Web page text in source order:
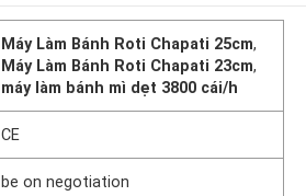
Máy Làm Bánh Roti Chapati 25cm,
Máy Làm Bánh Roti Chapati 23cm,
máy làm bánh mì dẹt 3800 cái/h
CE
be on negotiation